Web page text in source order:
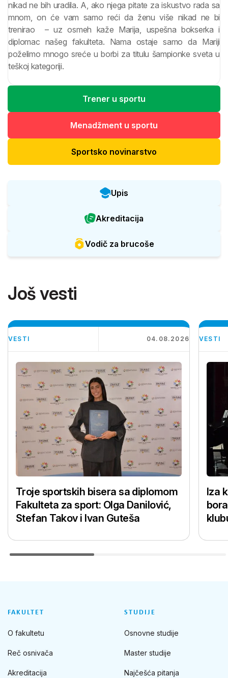
nikad ne bih uradila. A, ako njega pitate za iskustvo rada sa
mnom, on će vam samo reći da ženu više nikad ne bi
trenirao – uz osmeh kaže Marija, uspešna bokserka i
diplomac našeg fakulteta. Nama ostaje samo da Mariji
poželimo mnogo sreće u borbi za titulu šampionke sveta u
teškoj kategoriji.
Trener u sportu
Menadžment u sportu
Sportsko novinarstvo
Upis
Akreditacija
Vodič za brucoše
Još vesti
VESTI 04.08.2026
Troje sportskih bisera sa diplomom
Fakulteta za sport: Olga Danilović,
Stefan Takov i Ivan Guteša
VESTI
Iza
FAKULTET
O fakultetu
Reč osnivača
Akreditacija
STUDIJE
Osnovne studije
Master studije
Najčešća pitanja